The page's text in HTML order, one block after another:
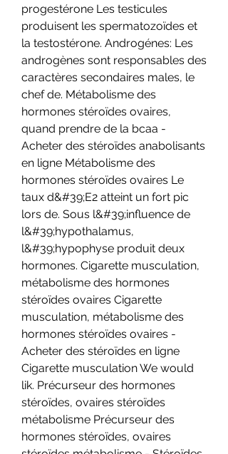
progestérone Les testicules
produisent les spermatozoïdes et
la testostérone. Androgénes: Les
androgènes sont responsables des
caractères secondaires males, le
chef de. Métabolisme des
hormones stéroïdes ovaires,
quand prendre de la bcaa -
Acheter des stéroïdes anabolisants
en ligne Métabolisme des
hormones stéroïdes ovaires Le
taux d&#39;E2 atteint un fort pic
lors de. Sous l&#39;influence de
l&#39;hypothalamus,
l&#39;hypophyse produit deux
hormones. Cigarette musculation,
métabolisme des hormones
stéroïdes ovaires Cigarette
musculation, métabolisme des
hormones stéroïdes ovaires -
Acheter des stéroïdes en ligne
Cigarette musculation We would
lik. Précurseur des hormones
stéroïdes, ovaires stéroïdes
métabolisme Précurseur des
hormones stéroïdes, ovaires